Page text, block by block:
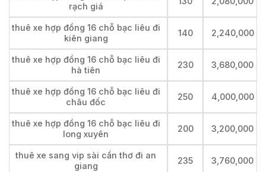
rạch giá
thuê xe hợp đồng 16 chỗ bạc liêu đi
kiên giang
140 2,240,000
thuê xe hợp đồng 16 chỗ bạc liêu đi
hà tiên
230 3,680,000
thuê xe hợp đồng 16 chỗ bạc liêu đi
châu đốc
250 4,000,000
thuê xe hợp đồng 16 chỗ bạc liêu đi
long xuyên
200 3,200,000
thuê xe sang vip sài cần thơ đi an
giang
235 3,760,000